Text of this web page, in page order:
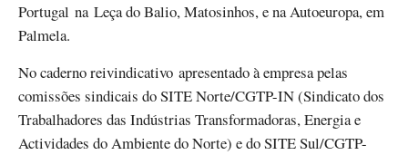
Portugal na Leça do Balio, Matosinhos, e na Autoeuropa, em
Palmela.
No caderno reivindicativo apresentado à empresa pelas
comissões sindicais do SITE Norte/CGTP-IN (Sindicato dos
Trabalhadores das Indústrias Transformadoras, Energia e
Actividades do Ambiente do Norte) e do SITE Sul/CGTP-